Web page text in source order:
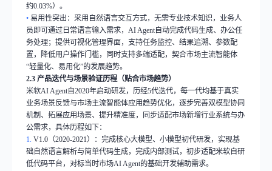
约0.03%）。
• 易用性突出：采用自然语言交互方式，无需专业技术知识，业务人
员即可通过日常语言输入需求，AI Agent自动完成代码生成、办公任
务处理；提供可视化管理界面，支持任务监控、结果追溯、参数配
置，降低用户操作门槛，同时支持多端适配，契合市场主流智能体
“轻量化、易用化”的发展趋势。
2.3产品迭代与场景验证历程（贴合市场趋势）
米软AI Agent自2020年启动研发，历经5代迭代，每一代均基于真实
业务场景反馈与市场主流智能体应用趋势优化，逐步完善双模型协同
机制、拓展应用场景、提升精准度，同步适配市场新增行业系统与办
公需求，具体历程如下：
1.V1.0 （2020-2021）：完成核心大模型、小模型初代研发，实现基
础自然语言解析与简单代码生成，完成内部测试，初步适配米软自研
低代码平台，对标当时市场AI Agent的基础开发辅助需求。